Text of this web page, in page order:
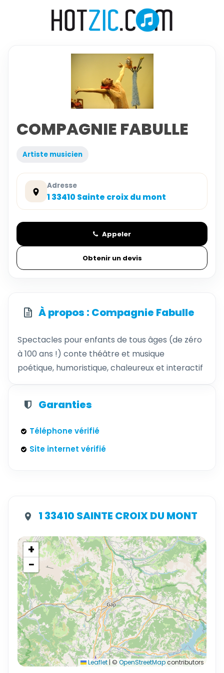
COMPAGNIE FABULLE
Artiste musicien
Adresse
1 33410 Sainte croix du mont
Appeler
Obtenir un devis
À propos : Compagnie Fabulle
Spectacles pour enfants de tous âges (de zéro
à 100 ans !) conte théâtre et musique
poétique, humoristique, chaleureux et interactif
Garanties
Téléphone vérifié
Site internet vérifié
1 33410 SAINTE CROIX DU MONT
+
−
Leaflet | © OpenStreetMapcontributors